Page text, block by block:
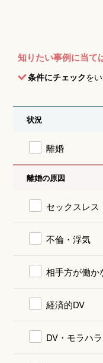
知りたい事例に当て
条件にチェックを
状況
離婚
離婚の原因
セックスレス
不倫・浮気
相手方が働か
経済的DV
DV・モラハラ